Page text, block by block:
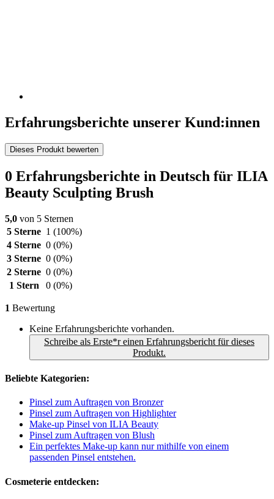
Erfahrungsberichte unserer Kund:innen
Dieses Produkt bewerten
0 Erfahrungsberichte in Deutsch für ILIA
Beauty Sculpting Brush
5,0 von 5 Sternen
5 Sterne 1 (100%)
4 Sterne 0 (0%)
3 Sterne 0 (0%)
2 Sterne 0 (0%)
1 Stern
0 (0%)
1 Bewertung
Keine Erfahrungsberichte vorhanden.
Schreibe als Erste*r einen Erfahrungsbericht für dieses
Produkt.
Beliebte Kategorien:
Pinsel zum Auftragen von Bronzer
Pinsel zum Auftragen von Highlighter
Make-up Pinsel von ILIA Beauty
Pinsel zum Auftragen von Blush
Ein perfektes Make-up kann nur mithilfe von einem
passenden Pinsel entstehen.
Cosmeterie entdecken: